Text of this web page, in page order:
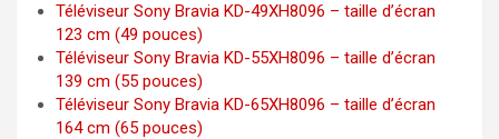
Téléviseur Sony Bravia KD-49XH8096 – taille d’écran
123 cm (49 pouces)
Téléviseur Sony Bravia KD-55XH8096 – taille d’écran
139 cm (55 pouces)
Téléviseur Sony Bravia KD-65XH8096 – taille d’écran
164 cm (65 pouces)